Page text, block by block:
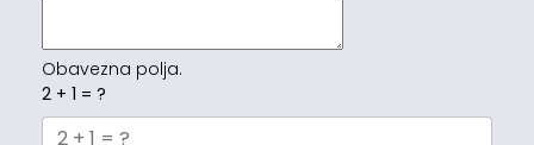
Obavezna polja.
2 + 1 = ?